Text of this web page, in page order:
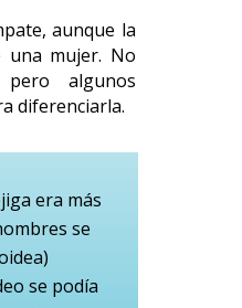
aunque la
una mujer. No
algunos
diferenciarla.
era más
se
se podía